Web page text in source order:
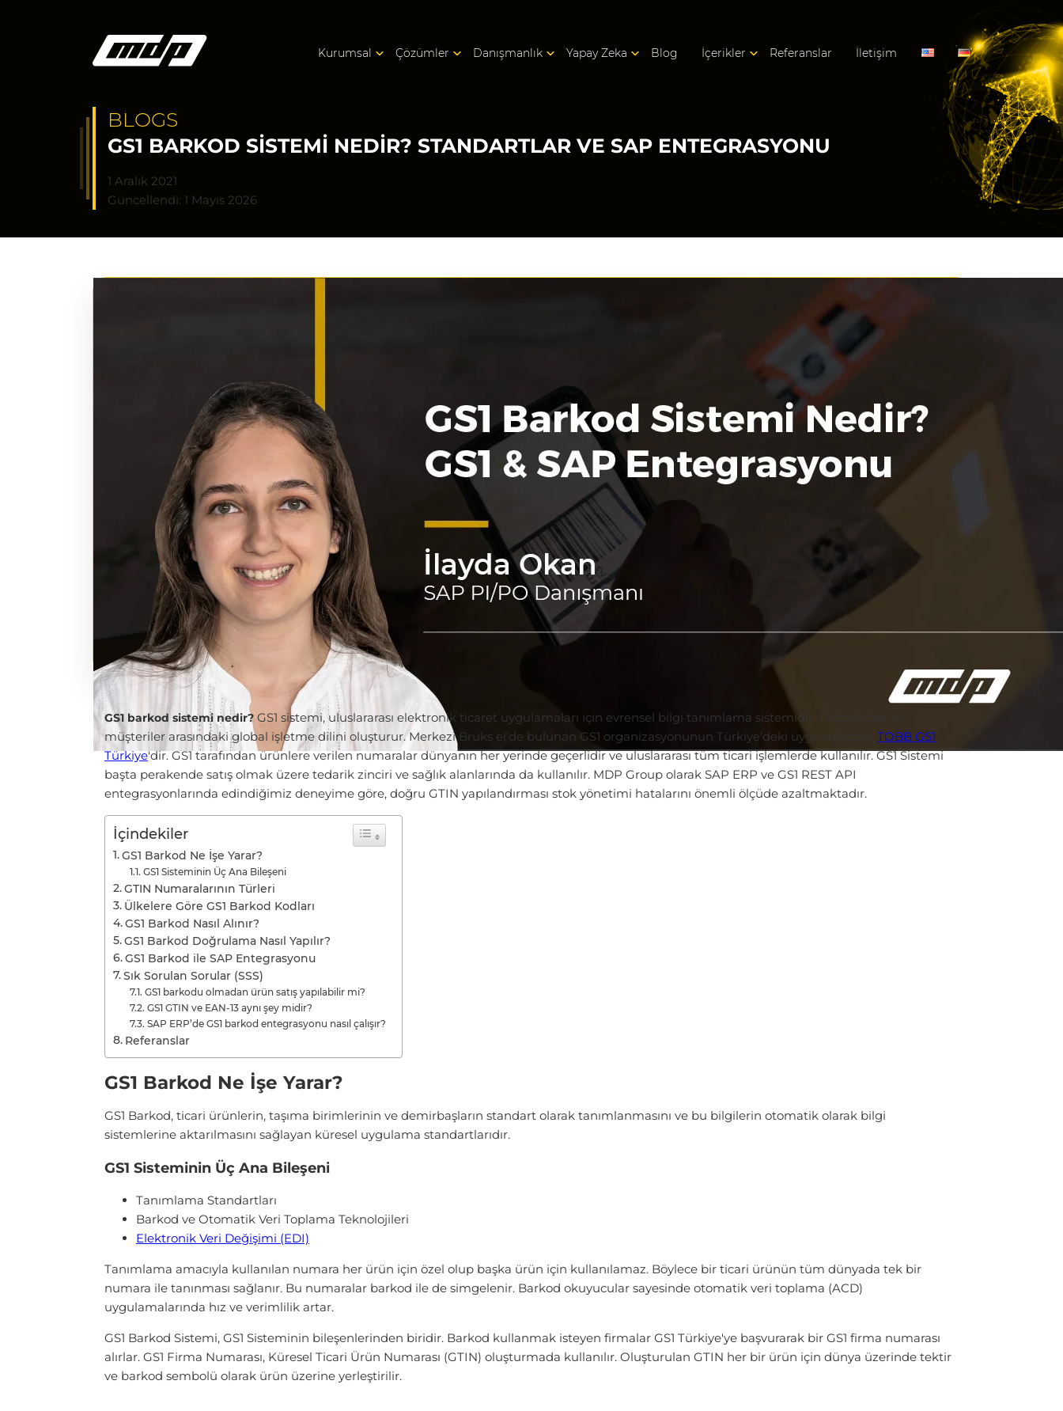
Kurumsal Çözümler Danışmanlık Yapay Zeka Blog İçerikler Referanslar İletişim
BLOGS
GS1 BARKOD SISTEMI NEDIR? STANDARTLAR VE SAP ENTEGRASYONU
1 Aralık 2021
Güncellendi: 1 Mayıs 2026
GS1 barkod sistemi nedir? GS1 sistemi, uluslararası elektronik ticaret uygulamaları için evrensel bilgi tanımlama sistemidir. Tedarikçiler ve
müşteriler arasındaki global işletme dilini oluşturur. Merkezi Brüks el'de bulunan GS1 organizasyonunun Türkiye'deki uygulayanıcısı TOBB GS1
Türkiye'dir. GS1 tarafından ürünlere verilen numaralar dünyanın her yerinde geçerlidir ve uluslararası tüm ticari işlemlerde kullanılır. GS1 Sistemi
başta perakende satış olmak üzere tedarik zinciri ve sağlık alanlarında da kullanılır. MDP Group olarak SAP ERP ve GS1 REST API
entegrasyonlarında edindiğimiz deneyime göre, doğru GTIN yapılandırması stok yönetimi hatalarını önemli ölçüde azaltmaktadır.
İçindekiler
GS1 Barkod Ne İşe Yarar?
GS1 Sisteminin Üç Ana Bileşeni
GTIN Numaralarının Türleri
Ülkelere Göre GS1 Barkod Kodları
GS1 Barkod Nasıl Alınır?
GS1 Barkod Doğrulama Nasıl Yapılır?
GS1 Barkod ile SAP Entegrasyonu
Sık Sorulan Sorular (SSS)
GS1 barkodu olmadan ürün satış yapılabilir mi?
GS1 GTIN ve EAN-13 aynı şey midir?
SAP ERP’de GS1 barkod entegrasyonu nasıl çalışır?
Referanslar
GS1 Barkod Ne İşe Yarar?
GS1 Barkod, ticari ürünlerin, taşıma birimlerinin ve demirbaşların standart olarak tanımlanmasını ve bu bilgilerin otomatik olarak bilgi
sistemlerine aktarılmasını sağlayan küresel uygulama standartlarıdır.
GS1 Sisteminin Üç Ana Bileşeni
Tanımlama Standartları
Barkod ve Otomatik Veri Toplama Teknolojileri
Elektronik Veri Değişimi (EDI)
Tanımlama amacıyla kullanılan numara her ürün için özel olup başka ürün için kullanılamaz. Böylece bir ticari ürünün tüm dünyada tek bir
numara ile tanınması sağlanır. Bu numaralar barkod ile de simgelenir. Barkod okuyucular sayesinde otomatik veri toplama (ACD)
uygulamalarında hız ve verimlilik artar.
GS1 Barkod Sistemi, GS1 Sisteminin bileşenlerinden biridir. Barkod kullanmak isteyen firmalar GS1 Türkiye'ye başvurarak bir GS1 firma numarası
alırlar. GS1 Firma Numarası, Küresel Ticari Ürün Numarası (GTIN) oluşturmada kullanılır. Oluşturulan GTIN her bir ürün için dünya üzerinde tektir
ve barkod sembolü olarak ürün üzerine yerleştirilir.